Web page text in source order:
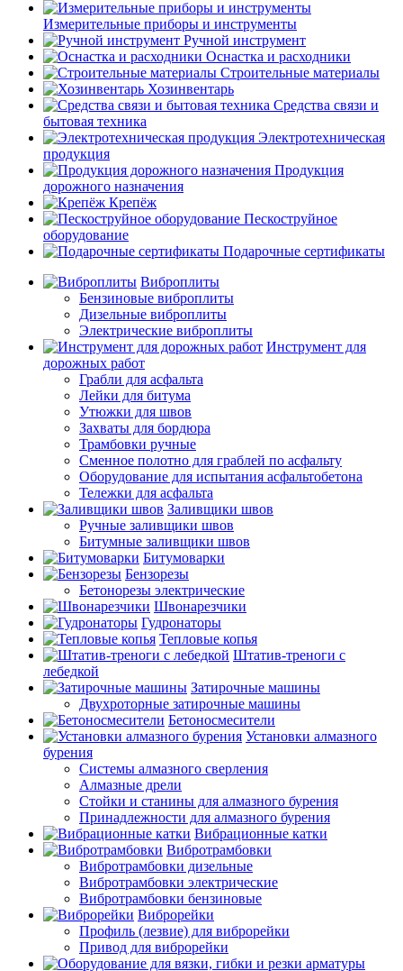
Измерительные приборы и инструменты
Ручной инструмент
Оснастка и расходники
Строительные материалы
Хозинвентарь
Средства связи и
бытовая техника
Электротехническая
продукция
Продукция
дорожного назначения
Крепёж
Пескоструйное
оборудование
Подарочные сертификаты
Виброплиты
Бензиновые виброплиты
Дизельные виброплиты
Электрические виброплиты
Инструмент для
дорожных работ
Грабли для асфальта
Лейки для битума
Утюжки для швов
Захваты для бордюра
Трамбовки ручные
Сменное полотно для граблей по асфальту
Оборудование для испытания асфальтобетона
Тележки для асфальта
Заливщики швов
Ручные заливщики швов
Битумные заливщики швов
Битумоварки
Бензорезы
Бетонорезы электрические
Швонарезчики
Гудронаторы
Тепловые копья
Штатив-треноги с
лебедкой
Затирочные машины
Двухроторные затирочные машины
Бетоносмесители
Установки алмазного
бурения
Системы алмазного сверления
Алмазные дрели
Стойки и станины для алмазного бурения
Принадлежности для алмазного бурения
Вибрационные катки
Вибротрамбовки
Вибротрамбовки дизельные
Вибротрамбовки электрические
Вибротрамбовки бензиновые
Виброрейки
Профиль (лезвие) для виброрейки
Привод для виброрейки